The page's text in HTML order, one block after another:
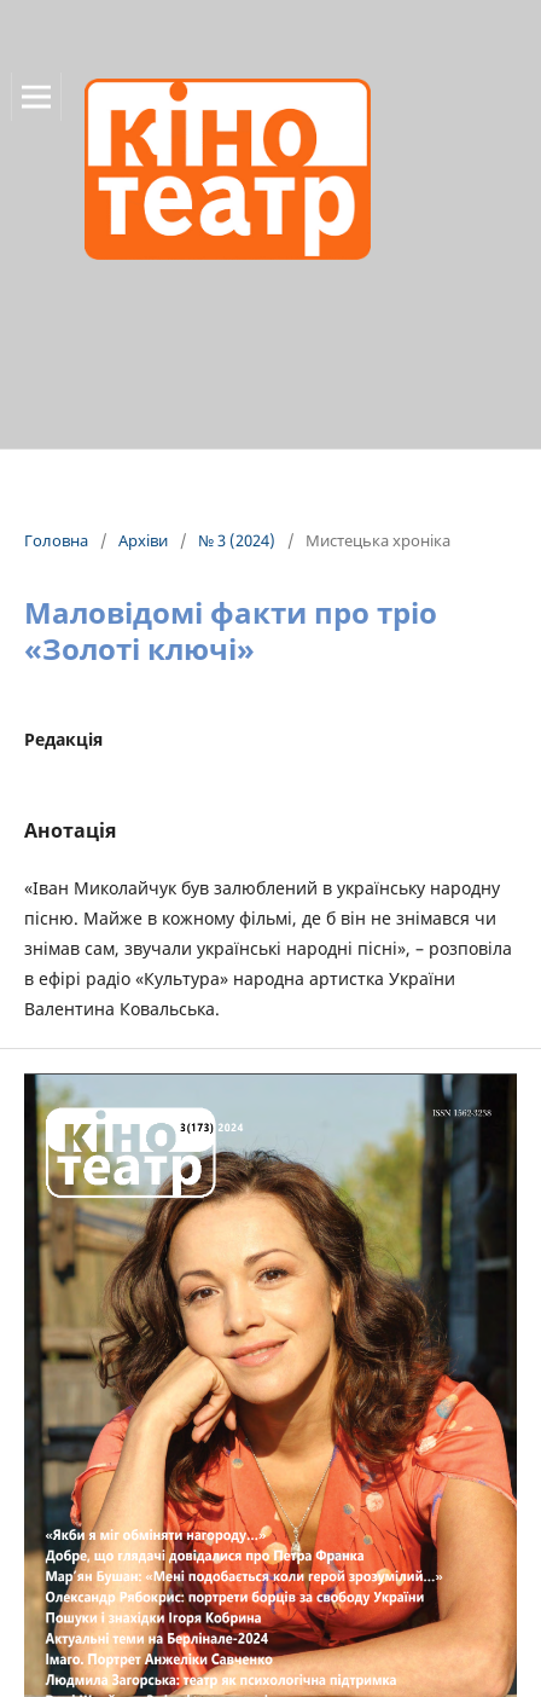
Головна / Архіви / № 3 (2024) / Мистецька хроніка
Маловідомі факти про тріо
«Золоті ключі»
Редакція
Анотація
«Іван Миколайчук був залюблений в українську народну
пісню. Майже в кожному фільмі, де б він не знімався чи
знімав сам, звучали українські народні пісні», – розповіла
в ефірі радіо «Культура» народна артистка України
Валентина Ковальська.